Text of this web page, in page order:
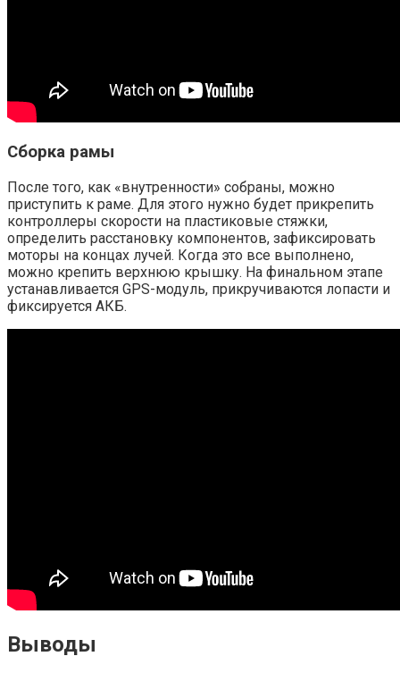
Сборка рамы
После того, как «внутренности» собраны, можно
приступить к раме. Для этого нужно будет прикрепить
контроллеры скорости на пластиковые стяжки,
определить расстановку компонентов, зафиксировать
моторы на концах лучей. Когда это все выполнено,
можно крепить верхнюю крышку. На финальном этапе
устанавливается GPS-модуль, прикручиваются лопасти и
фиксируется АКБ.
Выводы